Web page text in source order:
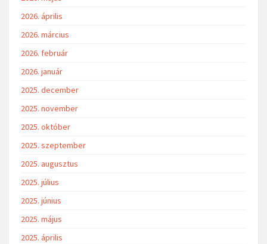
2026. április
2026. március
2026. február
2026. január
2025. december
2025. november
2025. október
2025. szeptember
2025. augusztus
2025. július
2025. június
2025. május
2025. április